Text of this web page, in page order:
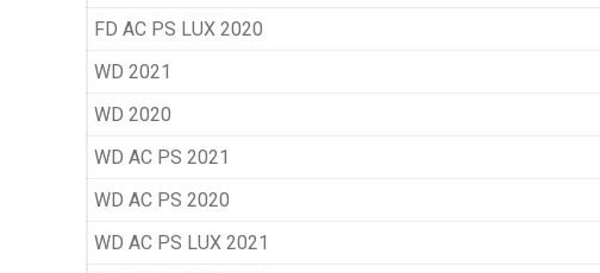
FD AC PS LUX 2020
WD 2021
WD 2020
WD AC PS 2021
WD AC PS 2020
WD AC PS LUX 2021